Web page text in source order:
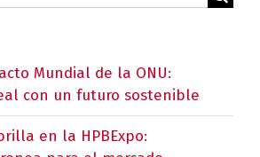
Mundial de la ONU:
con un futuro sostenible
en la HPBExpo: